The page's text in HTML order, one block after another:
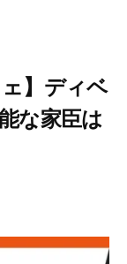
】ディベ
な家臣は